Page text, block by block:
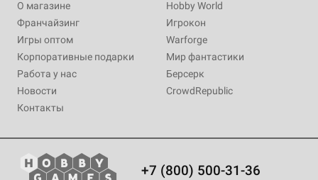
О магазине
Франчайзинг
Игры оптом
Корпоративные подарки
Работа у нас
Новости
Контакты
Hobby World
Игрокон
Warforge
Мир фантастики
Берсерк
CrowdRepublic
+7 (800) 500-31-36